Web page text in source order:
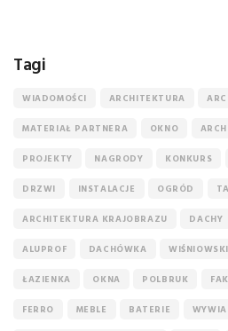
Tagi
WIADOMOŚCI ARCHITEKTURA
MATERIAŁ PARTNERA OKNO
PROJEKTY NAGRODY KONKURS
DRZWI INSTALACJE OGRÓD
ARCHITEKTURA KRAJOBRAZU DACHY
ALUPROF DACHÓWKA WIŚNIOWSKI
ŁAZIENKA OKNA POLBRUK
FERRO MEBLE BATERIE